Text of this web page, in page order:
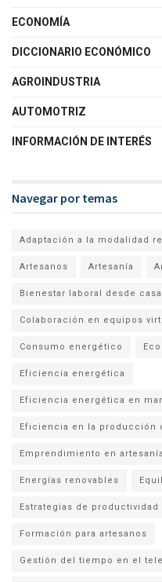
ECONOMÍA
DICCIONARIO ECONÓMICO
AGROINDUSTRIA
AUTOMOTRIZ
INFORMACIÓN DE INTERÉS
Navegar por temas
Adaptación a la modalidad
Artesanos Artesanía
Bienestar laboral desde casa
Colaboración en equipos
Consumo energético
Eficiencia energética
Eficiencia energética en
Eficiencia en la producción
Emprendimiento en
Energías renovables
Estrategias de productividad
Formación para artesanos
Gestión del tiempo en el